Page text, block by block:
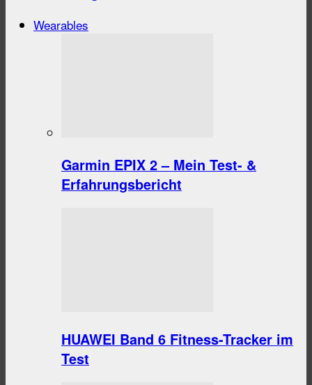
Wearables
Garmin EPIX 2 – Mein Test- &
Erfahrungsbericht
HUAWEI Band 6 Fitness-Tracker im
Test